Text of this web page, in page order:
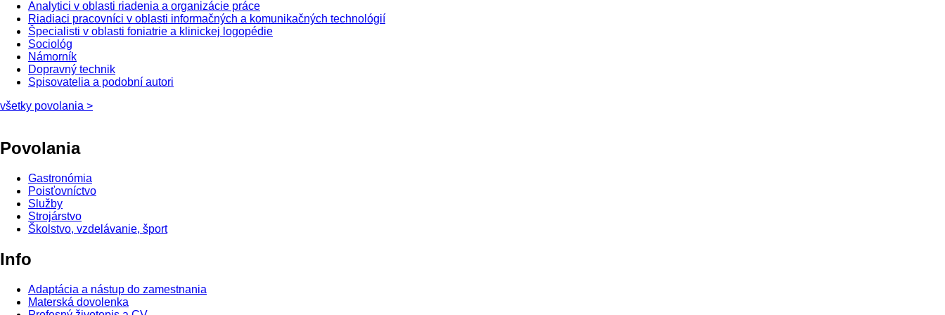
Analytici v oblasti riadenia a organizácie práce
Riadiaci pracovníci v oblasti informačných a komunikačných technológií
Špecialisti v oblasti foniatrie a klinickej logopédie
Sociológ
Námorník
Dopravný technik
Spisovatelia a podobní autori
všetky povolania >
Povolania
Gastronómia
Poisťovníctvo
Služby
Strojárstvo
Školstvo, vzdelávanie, šport
Info
Adaptácia a nástup do zamestnania
Materská dovolenka